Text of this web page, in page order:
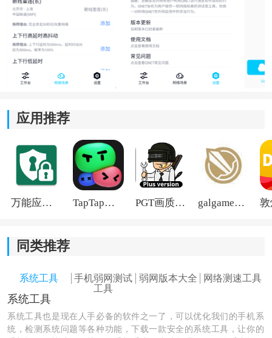
散兵弱网软件功能：
1、网络环境模拟：
支持设置网络延迟、带宽限制以及丢包率等参数，可以
模拟从低速网络到较差网络环境，方便测试应用运行状
2、多设备同步测试：
支持连接手机、平板、电脑等设备，既能统一测试环
境，也能分别设置参数，对比不同设备表现会更方便。
3、自动化集成支持：
加入日常测试流程，减少重复操作。
支持通过QQ账号或相关平台账号登录，首次使用时按照
提示完成绑定即可。
应用推荐
万能应用隐藏 TapTap国际版2026 PGT画质助手旧版 galgame游戏盒子2026
同类推荐
系统工具
手机弱网测试
工具
弱网版本大全 网络测速工具
系统工具
系统工具也是现在人手必备的软件之一了，可以优化我们的手机系
统，检测系统问题等各种功能，下载一款安全的系统工具，让你的